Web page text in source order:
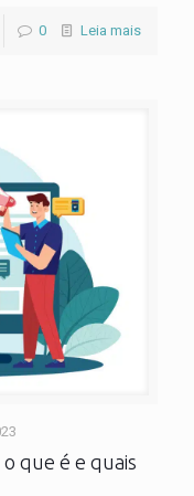
0 Leia mais
que é e quais